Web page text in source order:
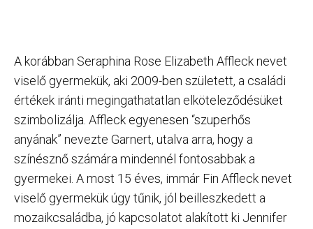
A korábban Seraphina Rose Elizabeth Affleck nevet
viselő gyermekük, aki 2009-ben született, a családi
értékek iránti megingathatatlan elköteleződésüket
szimbolizálja. Affleck egyenesen “szuperhős
anyának” nevezte Garnert, utalva arra, hogy a
színésznő számára mindennél fontosabbak a
gyermekei. A most 15 éves, immár Fin Affleck nevet
viselő gyermekük úgy tűnik, jól beilleszkedett a
mozaikcsaládba, jó kapcsolatot alakított ki Jennifer